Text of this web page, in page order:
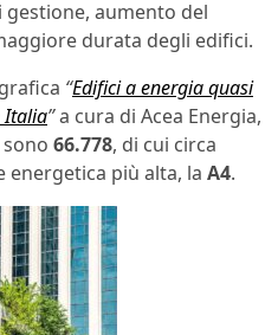
aumento del
durata degli edifici.
“Edifici a energia quasi
Italia”a cura di Acea Energia,
66.778, di cui circa
energetica più alta, la A4.